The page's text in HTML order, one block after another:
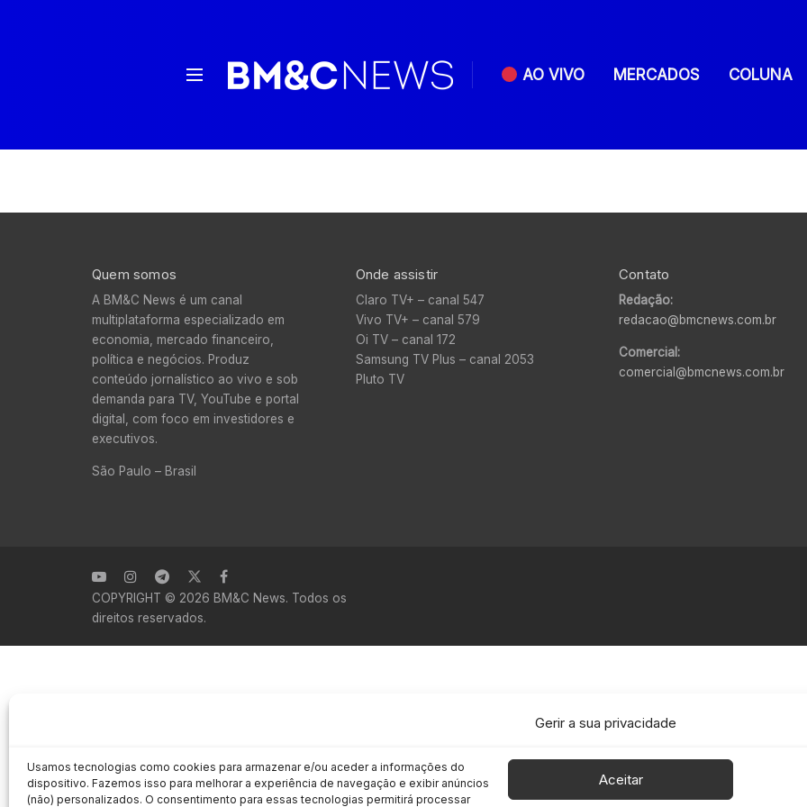
Gerir a sua privacidade
Usamos tecnologias como cookies para armazenar e/ou aceder a informações do
dispositivo. Fazemos isso para melhorar a experiência de navegação e exibir anúncios
(não) personalizados. O consentimento para essas tecnologias permitirá processar
Aceitar
AO VIVO MERCADOS COLUNA
Quem somos
A BM&C News é um canal
multiplataforma especializado em
economia, mercado financeiro,
política e negócios. Produz
conteúdo jornalístico ao vivo e sob
demanda para TV, YouTube e portal
digital, com foco em investidores e
executivos.
São Paulo – Brasil
Onde assistir
Claro TV+ – canal 547
Vivo TV+ – canal 579
Oi TV – canal 172
Samsung TV Plus – canal 2053
Pluto TV
Contato
Redação:
redacao@bmcnews.com.br
Comercial:
comercial@bmcnews.com.br
COPYRIGHT © 2026 BM&C News. Todos os
direitos reservados.